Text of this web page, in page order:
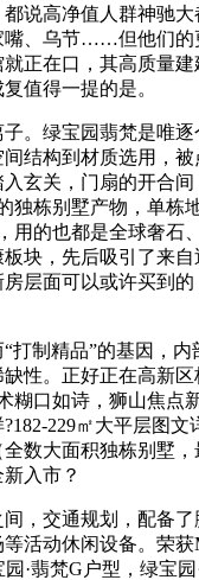
都说高净值人群神驰
嘴、乌节……但他们的
正在口，其高质量
值得一提的是。
绿宝园翡梵是唯逐
结构到材质选用，
入玄关，门扇的开合
独栋别墅产物，单栋
用的也都是全球奢石
块，先后吸引了来自
层面可以或许买到
制精品”的基因，内
性。正好正在高新区
糊口如诗，狮山焦点
229㎡大平层图文
数大面积独栋别墅
入市？
交通规划，配备了
活动休闲设备。荣获
园·翡梵G户型，绿宝